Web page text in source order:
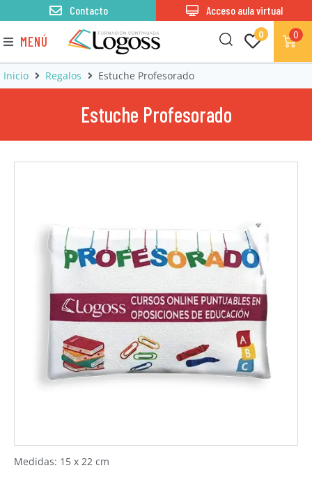
MENÚ 0 0
Contacto Acceso aula virtual
Inicio Regalos Estuche Profesorado
Estuche Profesorado
Medidas: 15 x 22 cm